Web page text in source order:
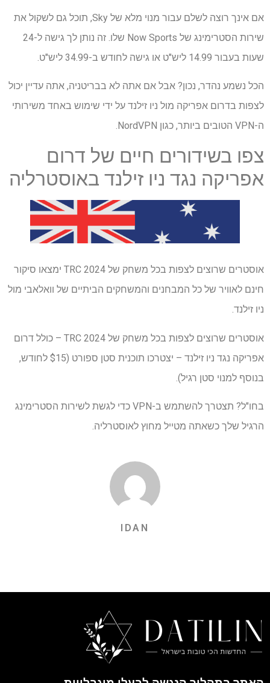
אם אינך רוצה לשלם עבור מנוי מלא של Sky, תוכל גם לשקול את
שירות הסטרימינג של Now Sports שלו. זה נותן לך גישה ל-24
שעות בעבור 14.99 ליש"ט או גישה לחודש ב-34.99 ליש"ט.
הכל נשמע נהדר, נכון? אבל אם אתה לא בבריטניה, אתה עדיין יכול
לצפות בדרום אפריקה מול ניו זילנד על ידי שימוש באחד משירותי
ה-VPN הטובים ביותר, כגון NordVPN.
צפו בשידורים חיים של דרום
אפריקה נגד ניו זילנד באוסטרליה
אוסטרים שרוצים לצפות בכל משחק של TRC 2024 ימצאו סיקור
חינם לאוויר של כל המבחנים והמשחקים הביתיים של וואלאבי מול
ניו זילנד.
אוסטרים שרוצים לצפות בכל משחק של TRC 2024 – כולל דרום
אפריקה נגד ניו זילנד – יצטרכו תוכנית סטן ספורט ($15 לחודש,
בנוסף למנוי סטן רגיל).
בחו"ל? תצטרך להשתמש ב-VPN כדי לגשת לשירות הסטרימינג
הרגיל שלך כשאתה מטייל מחוץ לאוסטרליה.
IDAN